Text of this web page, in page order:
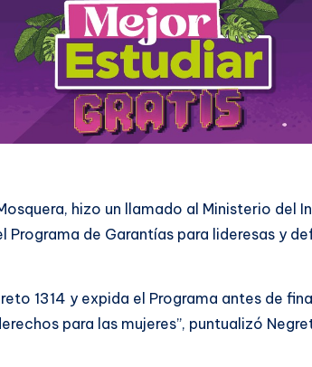
hizo un llamado al Ministerio del
de Garantías para lideresas y
1314 y expida el Programa antes de
para las mujeres”, puntualizó